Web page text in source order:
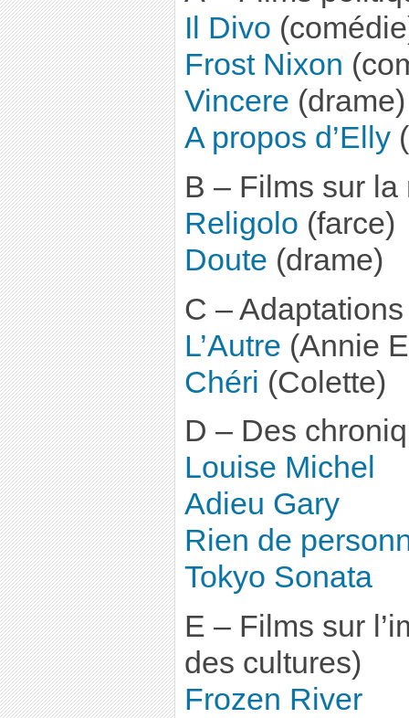
Il Divo
Frost Nixon
Vincere (drame)
A propos d’Elly
B – Films sur la
Religolo (farce)
Doute (drame)
C –
L’Autre (Annie
Chéri (Colette)
D – Des
Louise Michel
Adieu Gary
Rien de
Tokyo Sonata
E – Films sur
des cultures)
Frozen River